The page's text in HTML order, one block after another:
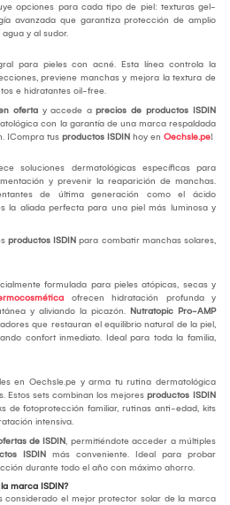
opciones para cada tipo de piel: texturas gel-
avanzada que garantiza protección de amplio
y al sudor.
para pieles con acné. Esta línea controla la
previene manchas y mejora la textura de
e hidratantes oil-free.
oferta y accede a precios de productos ISDIN
con la garantía de una marca respaldada
¡Compra tus productos ISDIN hoy en Oechsle.pe!
soluciones dermatológicas específicas para
y prevenir la reaparición de manchas.
de última generación como el ácido
la aliada perfecta para una piel más luminosa y
productos ISDIN para combatir manchas solares,
formulada para pieles atópicas, secas y
ofrecen hidratación profunda y
y aliviando la picazón. Nutratopic Pro-AMP
que restauran el equilibrio natural de la piel,
confort inmediato. Ideal para toda la familia,
en Oechsle.pe y arma tu rutina dermatológica
Estos sets combinan los mejores productos ISDIN
de fotoprotección familiar, rutinas anti-edad, kits
intensiva.
de ISDIN, permitiéndote acceder a múltiples
ISDIN más conveniente. Ideal para probar
durante todo el año con máximo ahorro.
marca ISDIN?
considerado el mejor protector solar de la marca